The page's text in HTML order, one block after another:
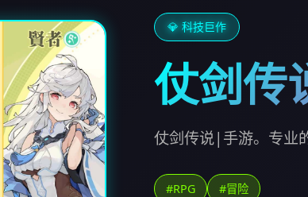
💎 科技巨作
仗剑
仗剑传说|手游。专业
#RPG #冒险